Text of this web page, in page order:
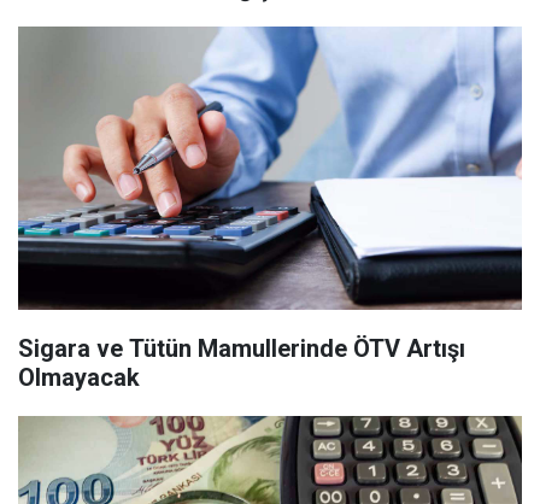
Sigara ve Tütün Mamullerinde ÖTV Artışı
Olmayacak